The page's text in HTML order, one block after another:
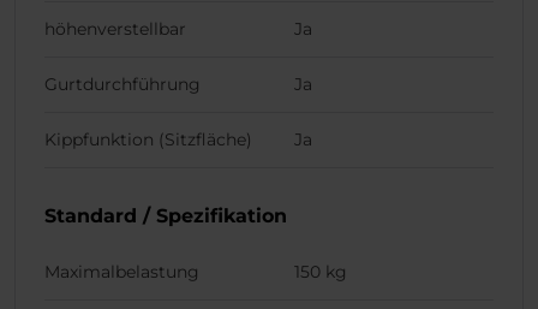
höhenverstellbar Ja
Gurtdurchführung Ja
Kippfunktion (Sitzfläche) Ja
Standard / Spezifikation
Maximalbelastung 150 kg